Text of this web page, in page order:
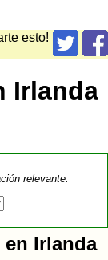
esto!
Irlanda
relevante:
Irlanda